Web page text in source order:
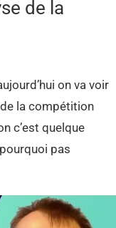
de la
on va voir
la compétition
c’est quelque
pas